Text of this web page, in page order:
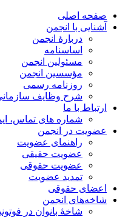
صفحه اصلی
آشنایی با انجمن
دربارۀ انجمن
اساسنامه
مسئولین انجمن
مؤسسین انجمن
روزنامه رسمی
شرح وظایف سازمانی
ارتباط با ما
شماره های تماس،
عضویت در انجمن
راهنمای عضویت
عضویت حقیقی
عضویت حقوقی
تمدید عضویت
اعضای حقوقی
شاخه‌های انجمن
شاخۀ بانوان در